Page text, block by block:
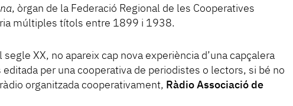
, òrgan de la Federació Regional de les Cooperatives
múltiples títols entre 1899 i 1938.
segle XX, no apareix cap nova experiència d’una capçalera
per una cooperativa de periodistes o lectors, si bé no
organitzada cooperativament, Ràdio Associació de